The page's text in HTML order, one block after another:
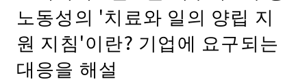
노동성의 '치료와 일의 양립 지
원 지침'이란? 기업에 요구되는
대응을 해설